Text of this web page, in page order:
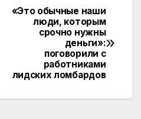
«Это обычные наши
люди, которым
срочно нужны
деньги»:
поговорили с
работниками
лидских ломбардов